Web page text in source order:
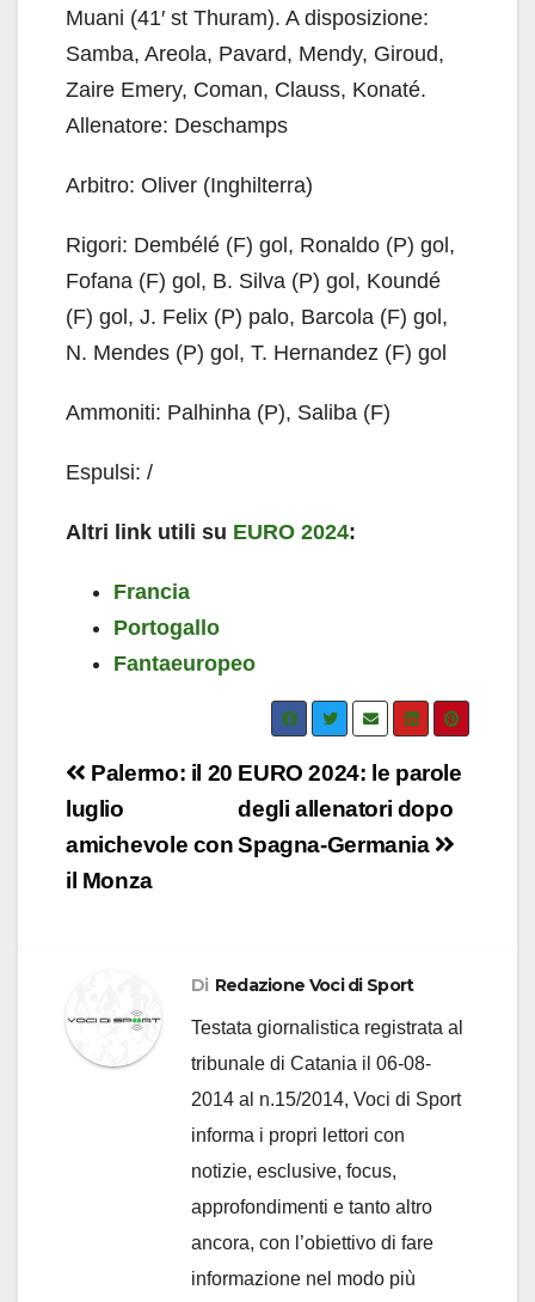
Muani (41′ st Thuram). A disposizione:
Samba, Areola, Pavard, Mendy, Giroud,
Zaire Emery, Coman, Clauss, Konaté.
Allenatore: Deschamps
Arbitro: Oliver (Inghilterra)
Rigori: Dembélé (F) gol, Ronaldo (P) gol,
Fofana (F) gol, B. Silva (P) gol, Koundé
(F) gol, J. Felix (P) palo, Barcola (F) gol,
N. Mendes (P) gol, T. Hernandez (F) gol
Ammoniti: Palhinha (P), Saliba (F)
Espulsi: /
Altri link utili su EURO 2024:
Francia
Portogallo
Fantaeuropeo
Navigazione
articoli
EURO 2024: le parole
degli allenatori dopo
Spagna-Germania
Palermo: il 20
luglio
amichevole con
il Monza
Di Redazione Voci di Sport
Testata giornalistica registrata al
tribunale di Catania il 06-08-
2014 al n.15/2014, Voci di Sport
informa i propri lettori con
notizie, esclusive, focus,
approfondimenti e tanto altro
ancora, con l’obiettivo di fare
informazione nel modo più